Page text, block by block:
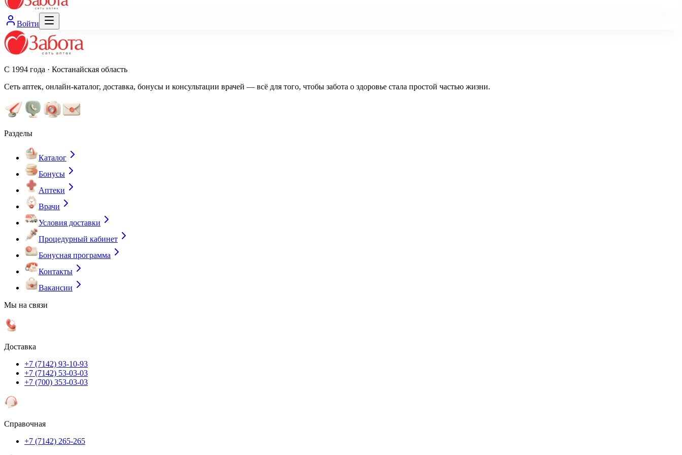
Войти
С 1994 года · Костанайская область
Сеть аптек, онлайн-каталог, доставка, бонусы и консультации врачей — всё для того, чтобы забота о здоровье стала простой частью жизни.
Разделы
Каталог
Бонусы
Аптеки
Врачи
Условия доставки
Процедурный кабинет
Бонусная программа
Контакты
Вакансии
Мы на связи
Доставка
+7 (7142) 93-10-93
+7 (7142) 53-03-03
+7 (700) 353-03-03
Справочная
+7 (7142) 265-265